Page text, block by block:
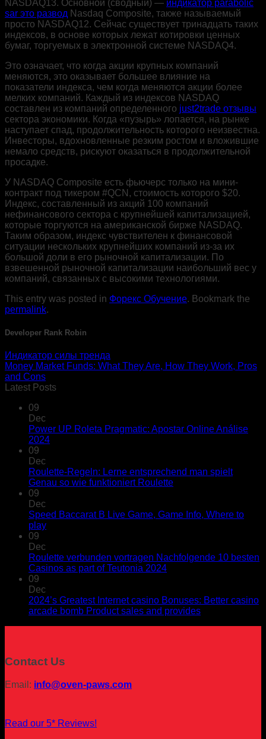
NASDAQ13. Основной (сводный) — индикатор parabolic
sar это развод Nasdaq Composite, также называемый
просто NASDAQ12. Сейчас существует тринадцать таких
индексов, в основе которых лежат котировки ценных
бумаг, торгуемых в электронной системе NASDAQ4.
Это означает, что когда акции крупных компаний
меняются, это оказывает большее влияние на
показатели индекса, чем когда меняются акции более
мелких компаний. Каждый из индексов NASDAQ
составлен из компаний определенного just2trade отзывы
сектора экономики. Когда «‎пузырь»‎ лопается, на рынке
наступает спад, продолжительность которого неизвестна.
Инвесторы, вдохновленные резким ростом и вложившие
немало средств, рискуют оказаться в продолжительной
просадке.
У NASDAQ Composite есть фьючерс только на мини-
контракт под тикером #QCN, стоимость которого $20.
Индекс, составленный из акций 100 компаний
нефинансового сектора с крупнейшей капитализацией,
которые торгуются на американской бирже NASDAQ.
Таким образом, индекс чувствителен к финансовой
ситуации нескольких крупнейших компаний из-за их
большой доли в его рыночной капитализации. По
взвешенной рыночной капитализации наибольший вес у
компаний, связанных с высокими технологиями.
This entry was posted in Форекс Обучение. Bookmark the
permalink.
Developer Rank Robin
Индикатор силы тренда
Money Market Funds: What They Are, How They Work, Pros
and Cons
Latest Posts
09
Dec
Power UP Roleta Pragmatic: Apostar Online Análise
2024
09
Dec
Roulette-Regeln: Lerne entsprechend man spielt
Genau so wie funktioniert Roulette
09
Dec
Speed Baccarat B Live Game, Game Info, Where to
play
09
Dec
Roulette verbunden vortragen Nachfolgende 10 besten
Casinos as part of Teutonia 2024
09
Dec
2024’s Greatest Internet casino Bonuses: Better casino
arcade bomb Product sales and provides
Contact Us
Email: info@oven-paws.com
Read our 5* Reviews!